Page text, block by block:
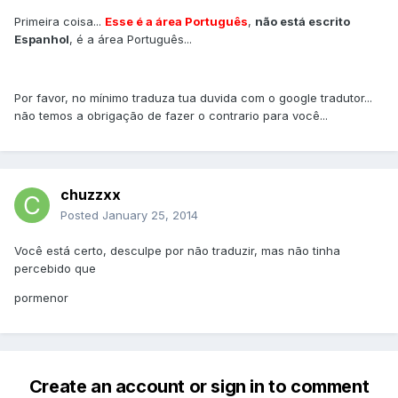
Primeira coisa... Esse é a área Português, não está escrito
Espanhol, é a área Português...
Por favor, no mínimo traduza tua duvida com o google tradutor...
não temos a obrigação de fazer o contrario para você...
chuzzxx
Posted January 25, 2014
Você está certo, desculpe por não traduzir, mas não tinha
percebido que
pormenor
Create an account or sign in to comment